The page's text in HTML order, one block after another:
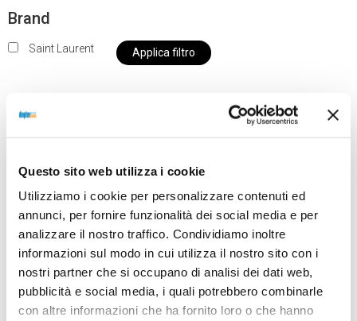
Questo sito web utilizza i cookie
Utilizziamo i cookie per personalizzare contenuti ed
annunci, per fornire funzionalità dei social media e per
analizzare il nostro traffico. Condividiamo inoltre
informazioni sul modo in cui utilizza il nostro sito con i
nostri partner che si occupano di analisi dei dati web,
pubblicità e social media, i quali potrebbero combinarle
con altre informazioni che ha fornito loro o che hanno
Brand
Saint Laurent Applica filtro
nostro negozio non saranno disponibili per la
da OTTICA DIOPTER
Showing the single result